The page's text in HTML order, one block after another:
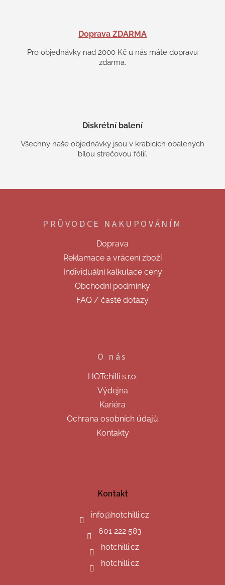
Doprava ZDARMA
Pro objednávky nad 2000 Kč u nás máte dopravu
zdarma.
Diskrétní balení
Všechny naše objednávky jsou v krabicích obalených
bílou strečovou fólií.
PRŮVODCE NAKUPOVÁNÍM
Doprava
Reklamace a vrácení zboží
Individuální kalkulace ceny
Obchodní podmínky
FAQ / časté dotazy
O nás
HOTchilli s.r.o.
Výdejna
Kariéra
Ochrana osobních údajů
Kontakty
Kontakt
info@hotchilli.cz
601 222 583
hotchilli.cz
hotchilli.cz